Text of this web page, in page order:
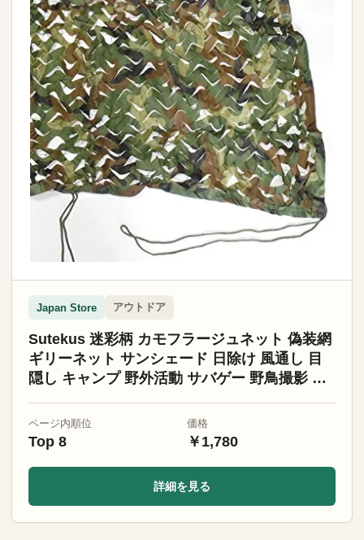
Japan Store アウトドア
Sutekus 迷彩柄 カモフラージュネット 偽装網
ギリーネット サンシェード 日除け 風通し 目
隠し キャンプ 野外活動 サバゲー 野鳥撮影 狩
ページ内順位
Top 8
価格
￥1,780
詳細を見る